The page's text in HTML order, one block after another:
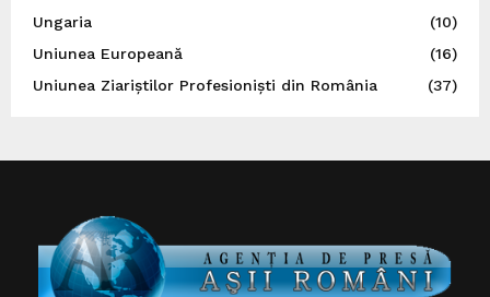
Ungaria
(10)
Uniunea Europeană
(16)
Uniunea Ziariștilor Profesioniști din România
(37)